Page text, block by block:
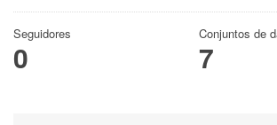
Seguidores
0
Conjuntos de
7